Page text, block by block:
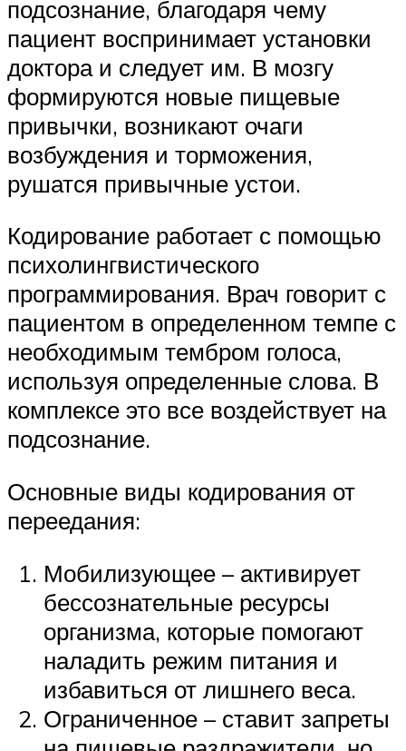
подсознание, благодаря чему
пациент воспринимает установки
доктора и следует им. В мозгу
формируются новые пищевые
привычки, возникают очаги
возбуждения и торможения,
рушатся привычные устои.
Кодирование работает с помощью
психолингвистического
программирования. Врач говорит с
пациентом в определенном темпе с
необходимым тембром голоса,
используя определенные слова. В
комплексе это все воздействует на
подсознание.
Основные виды кодирования от
переедания:
Мобилизующее – активирует
бессознательные ресурсы
организма, которые помогают
наладить режим питания и
избавиться от лишнего веса.
Ограниченное – ставит запреты